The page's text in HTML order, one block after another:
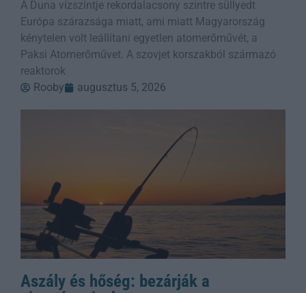
A Duna vízszintje rekordalacsony szintre süllyedt
Európa szárazsága miatt, ami miatt Magyarország
kénytelen volt leállítani egyetlen atomerőművét, a
Paksi Atomerőművet. A szovjet korszakból származó
reaktorok
Rooby
augusztus 5, 2026
Aszály és hőség: bezárják a